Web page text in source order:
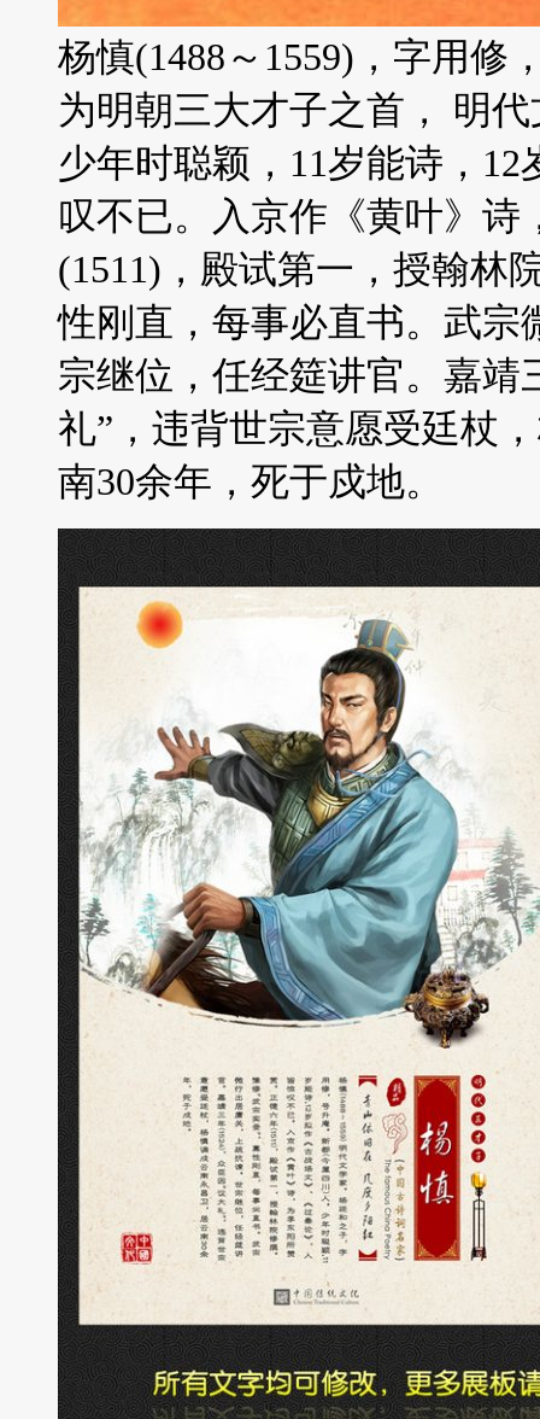
杨慎(1488～1559)，字用修
为明朝三大才子之首， 明
少年时聪颖，11岁能诗，
叹不已。入京作《黄叶》
(1511)，殿试第一，授翰林
性刚直，每事必直书。武宗
宗继位，任经筵讲官。嘉靖
礼”，违背世宗意愿受廷杖
南30余年，死于戍地。